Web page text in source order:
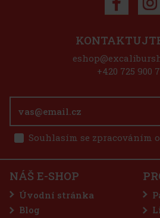
Souhlasím se zpracováním
+420 725 900
NÁŠ E-SHOP
Úvodní stránka
Blog